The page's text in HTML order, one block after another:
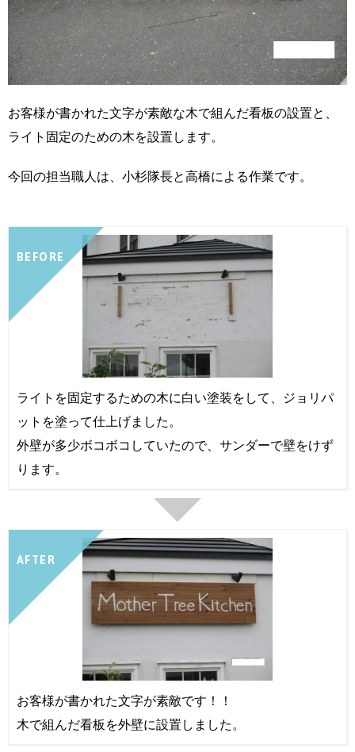
お客様が書かれた文字が素敵な木で組んだ看板の設置と、
ライト固定のための木を設置します。
今回の担当職人は、小杉隊長と高橋による作業です。
BEFORE
ライトを固定するための木に白い塗装をして、ジョリパ
ットを塗って仕上げました。
外壁が多少ボコボコしていたので、サンダーで壁をけず
ります。
AFTER
お客様が書かれた文字が素敵です！！
木で組んだ看板を外壁に設置しました。